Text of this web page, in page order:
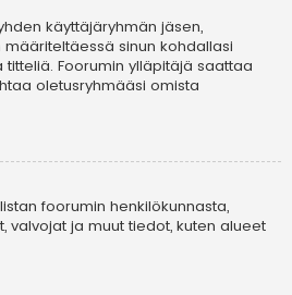
käyttäjäryhmän jäsen,
sinun kohdallasi
Foorumin ylläpitäjä saattaa
oletusryhmääsi omista
foorumin henkilökunnasta,
valvojat ja muut tiedot, kuten alueet